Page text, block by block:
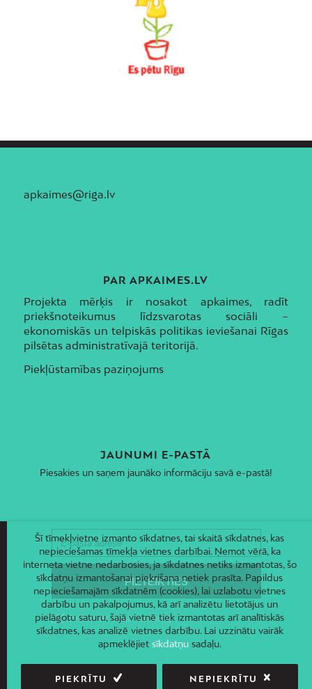
apkaimes@riga.lv
PAR APKAIMES.LV
Projekta mērķis ir nosakot apkaimes, radīt
priekšnoteikumus līdzsvarotas sociāli –
ekonomiskās un telpiskās politikas ieviešanai Rīgas
pilsētas administratīvajā teritorijā.
Piekļūstamības paziņojums
JAUNUMI E-PASTĀ
Piesakies un saņem jaunāko informāciju savā e-pastā!
Šī tīmekļvietne izmanto sīkdatnes, tai skaitā sīkdatnes, kas
nepieciešamas tīmekļa vietnes darbībai. Ņemot vērā, ka
interneta vietne nedarbosies, ja sīkdatnes netiks izmantotas, šo
sīkdatņu izmantošanai piekrišana netiek prasīta. Papildus
nepieciešamajām sīkdatnēm (cookies), lai uzlabotu vietnes
darbību un pakalpojumus, kā arī analizētu lietotājus un
pielāgotu saturu, šajā vietnē tiek izmantotas arī analītiskās
sīkdatnes, kas analizē vietnes darbību. Lai uzzinātu vairāk
apmeklējiet sīkdatņusadaļu.
PIEKRĪTU NEPIEKRĪTU